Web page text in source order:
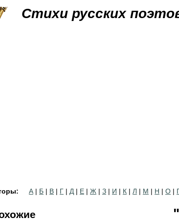
Стихи русских
А | Б | В | Г | Д | Е | Ж | З | И | К | Л | М | Н | О |